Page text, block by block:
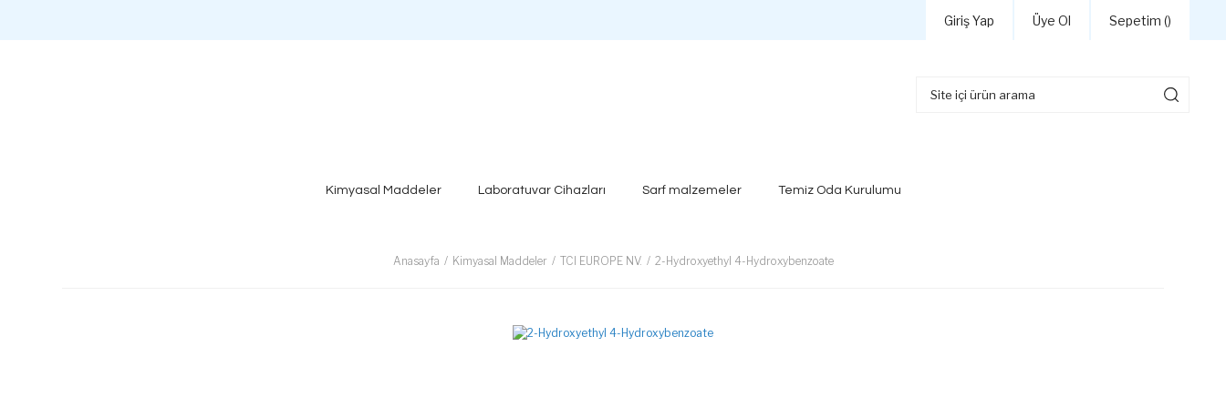
Giriş Yap Üye Ol Sepetim ()
Kimyasal Maddeler Laboratuvar Cihazları Sarf malzemeler Temiz Oda Kurulumu
Anasayfa Kimyasal Maddeler TCI EUROPE NV. 2-Hydroxyethyl 4-Hydroxybenzoate